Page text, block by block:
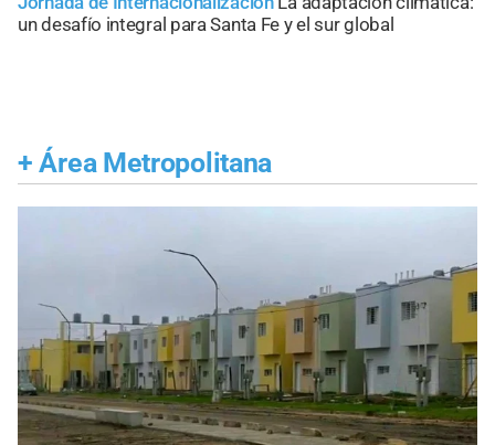
un desafío integral para Santa Fe y el sur global
+ Área Metropolitana